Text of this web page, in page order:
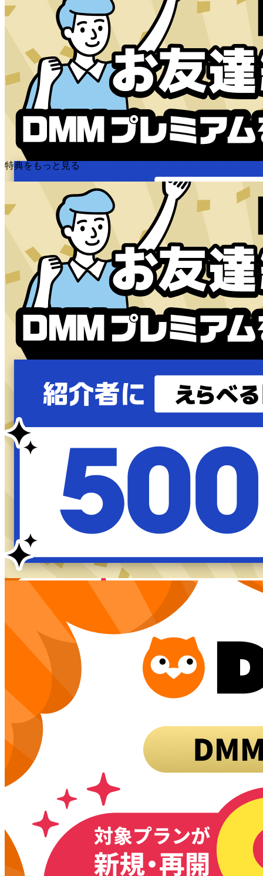
特典をもっと見る